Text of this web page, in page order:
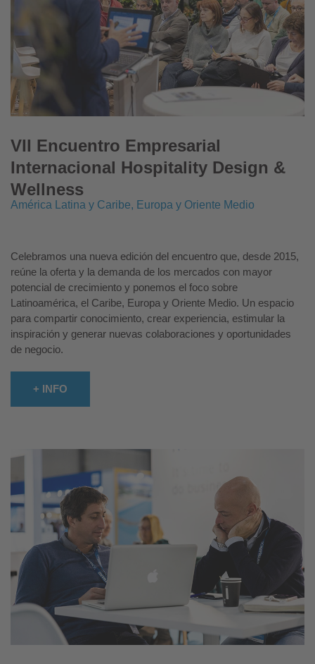
VII Encuentro Empresarial
Internacional Hospitality Design &
Wellness
América Latina y Caribe, Europa y Oriente Medio
Celebramos una nueva edición del encuentro que, desde 2015,
reúne la oferta y la demanda de los mercados con mayor
potencial de crecimiento y ponemos el foco sobre
Latinoamérica, el Caribe, Europa y Oriente Medio. Un espacio
para compartir conocimiento, crear experiencia, estimular la
inspiración y generar nuevas colaboraciones y oportunidades
de negocio.
+ INFO